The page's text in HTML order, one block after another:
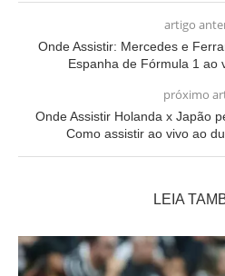
artigo
Onde Assistir: Mercedes e
Espanha de Fórmula 1 ao
próximo
Onde Assistir Holanda x Japão
Como assistir ao vivo ao
LEIA